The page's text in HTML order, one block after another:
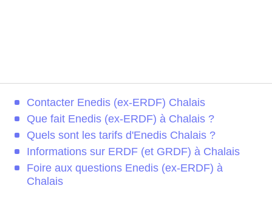
Contacter Enedis (ex-ERDF) Chalais
Que fait Enedis (ex-ERDF) à Chalais ?
Quels sont les tarifs d'Enedis Chalais ?
Informations sur ERDF (et GRDF) à Chalais
Foire aux questions Enedis (ex-ERDF) à
Chalais